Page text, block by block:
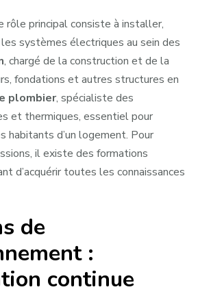
rôle principal consiste à installer,
systèmes électriques au sein des
, chargé de la construction et de la
fondations et autres structures en
plombier, spécialiste des
et thermiques, essentiel pour
habitants d’un logement. Pour
il existe des formations
d’acquérir toutes les connaissances
de
:
continue